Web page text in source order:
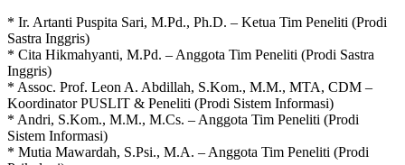
* Ir. Artanti Puspita Sari, M.Pd., Ph.D. – Ketua Tim Peneliti (Prodi
Sastra Inggris)
* Cita Hikmahyanti, M.Pd. – Anggota Tim Peneliti (Prodi Sastra
Inggris)
* Assoc. Prof. Leon A. Abdillah, S.Kom., M.M., MTA, CDM –
Koordinator PUSLIT & Peneliti (Prodi Sistem Informasi)
* Andri, S.Kom., M.M., M.Cs. – Anggota Tim Peneliti (Prodi
Sistem Informasi)
* Mutia Mawardah, S.Psi., M.A. – Anggota Tim Peneliti (Prodi